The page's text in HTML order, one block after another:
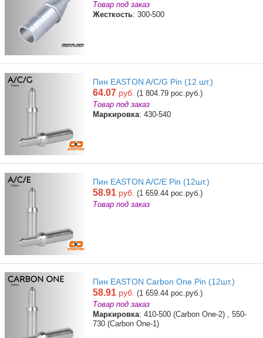
Товар под заказ
Жесткость: 300-500
Пин EASTON A/C/G Pin (12 шт.)
64.07 руб. (1 804.79 рос.руб.)
Товар под заказ
Маркировка: 430-540
Пин EASTON A/C/E Pin (12шт.)
58.91 руб. (1 659.44 рос.руб.)
Товар под заказ
Пин EASTON Carbon One Pin (12шт.)
58.91 руб. (1 659.44 рос.руб.)
Товар под заказ
Маркировка: 410-500 (Carbon One-2) , 550-
730 (Carbon One-1)